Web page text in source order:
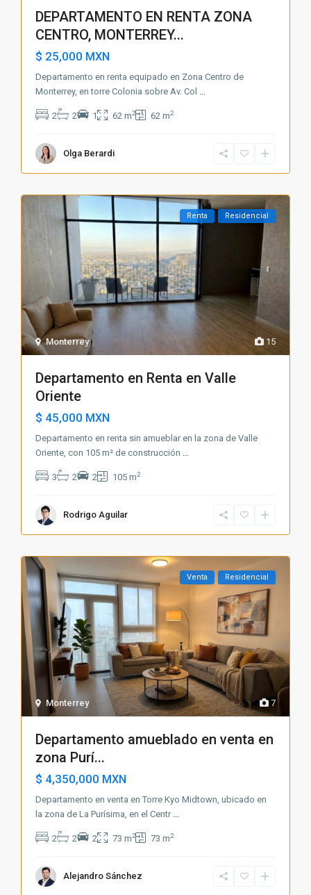
DEPARTAMENTO EN RENTA ZONA
CENTRO, MONTERREY...
$ 25,000 MXN
Departamento en renta equipado en Zona Centro de
Monterrey, en torre Colonia sobre Av. Col
2 2 1 62 m2 62 m2
Olga Berardi
15
Monterrey
Renta Residencial
Departamento en Renta en Valle
Oriente
$ 45,000 MXN
Departamento en renta sin amueblar en la zona de Valle
Oriente, con 105 m² de construcción
3 2 2 105 m2
Rodrigo Aguilar
7
Monterrey
Venta Residencial
Departamento amueblado en venta en
zona Purí...
$ 4,350,000 MXN
Departamento en venta en Torre Kyo Midtown, ubicado en
la zona de La Purísima, en el Centr
2 2 2 73 m2 73 m2
Alejandro Sánchez